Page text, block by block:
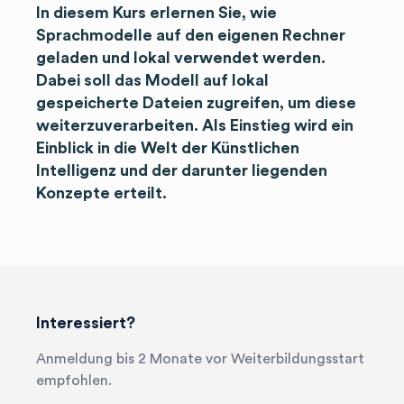
In diesem Kurs erlernen Sie, wie
Sprachmodelle auf den eigenen Rechner
geladen und lokal verwendet werden.
Dabei soll das Modell auf lokal
gespeicherte Dateien zugreifen, um diese
weiterzuverarbeiten. Als Einstieg wird ein
Einblick in die Welt der Künstlichen
Intelligenz und der darunter liegenden
Konzepte erteilt.
Interessiert?
Anmeldung bis 2 Monate vor Weiterbildungsstart
empfohlen.